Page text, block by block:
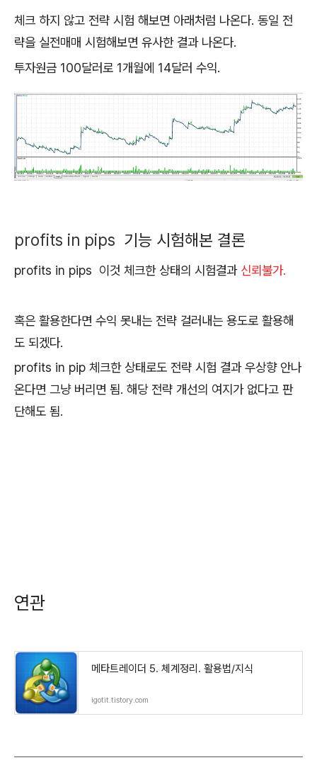
체크 하지 않고 전략 시험 해보면 아래처럼 나온다. 동일 전
략을 실전매매 시험해보면 유사한 결과 나온다.
투자원금 100달러로 1개월에 14달러 수익.
profits in pips 기능 시험해본 결론
profits in pips 이것 체크한 상태의 시험결과 신뢰불가.
혹은 활용한다면 수익 못내는 전략 걸러내는 용도로 활용해
도 되겠다.
profits in pip 체크한 상태로도 전략 시험 결과 우상향 안나
온다면 그냥 버리면 됨. 해당 전략 개선의 여지가 없다고 판
단해도 됨.
연관
메타트레이더 5. 체계정리. 활용법/지식
igotit.tistory.com